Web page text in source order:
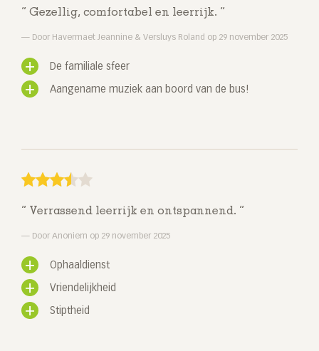
Gezellig, comfortabel en leerrijk.
Door Havermaet Jeannine & Versluys Roland op 29 november 2025
De familiale sfeer
Aangename muziek aan boord van de bus!
Verrassend leerrijk en ontspannend.
Door Anoniem op 29 november 2025
Ophaaldienst
Vriendelijkheid
Stiptheid